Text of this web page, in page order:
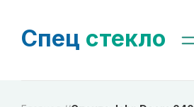
Спец стекло